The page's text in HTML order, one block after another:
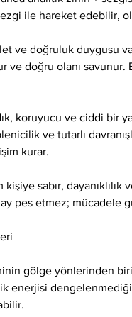
ile hareket edebilir,
ve doğruluk duygusu
ve doğru olanı
koruyucu ve ciddi bir
ve tutarlı
kurar.
kişiye sabır,
pes etmez; mücadele
gölge yönlerinden
enerjisi